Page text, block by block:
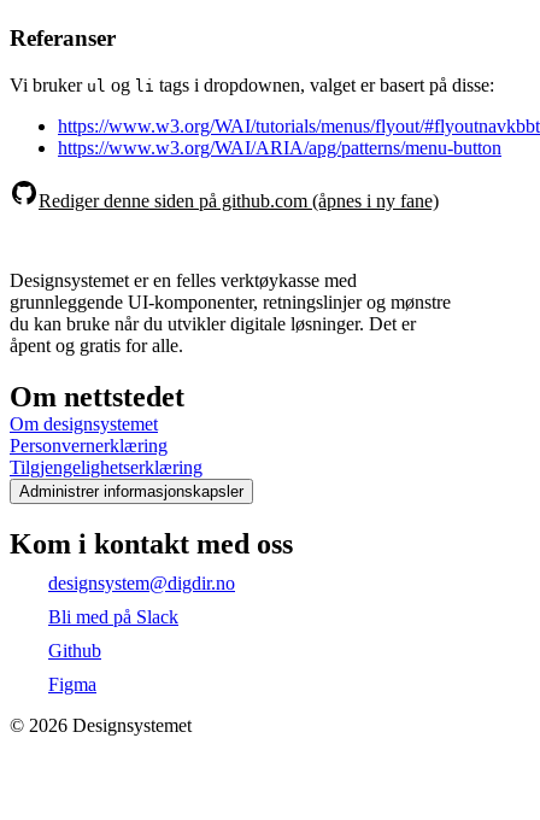
Referanser
Vi bruker ul og li tags i dropdownen, valget er basert på disse:
https://www.w3.org/WAI/tutorials/menus/flyout/
https://www.w3.org/WAI/ARIA/apg/patterns/menu-button
Rediger denne siden på github.com (åpnes i ny fane)
Designsystemet er en felles verktøykasse med
grunnleggende UI-komponenter, retningslinjer og mønstre
du kan bruke når du utvikler digitale løsninger. Det er
åpent og gratis for alle.
Om nettstedet
Om designsystemet
Personvernerklæring
Tilgjengelighetserklæring
Administrer informasjonskapsler
Kom i kontakt med oss
designsystem@digdir.no
Bli med på Slack
Github
Figma
© 2026 Designsystemet